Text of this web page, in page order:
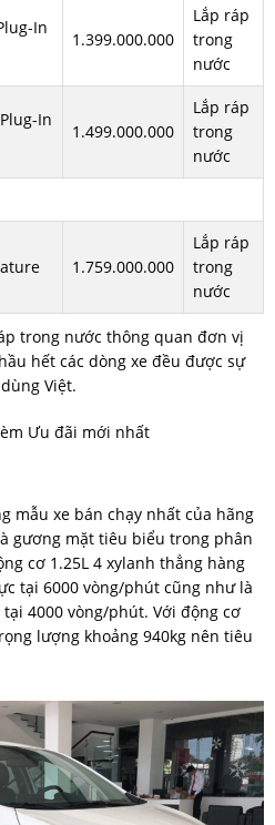
In
1.399.000.000
Lắp ráp
trong
nước
In
1.499.000.000
Lắp ráp
trong
nước
1.759.000.000
Lắp ráp
trong
nước
trong nước thông quan đơn vị
hết các dòng xe đều được sự
Việt.
Ưu đãi mới nhất
mẫu xe bán chạy nhất của hãng
gương mặt tiêu biểu trong phân
cơ 1.25L 4 xylanh thẳng hàng
tại 6000 vòng/phút cũng như là
4000 vòng/phút. Với động cơ
lượng khoảng 940kg nên tiêu